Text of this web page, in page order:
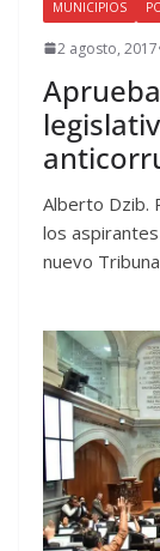
MUNICIPIOS
2 agosto, 2017
Alberto Dzib.
los
nuevo